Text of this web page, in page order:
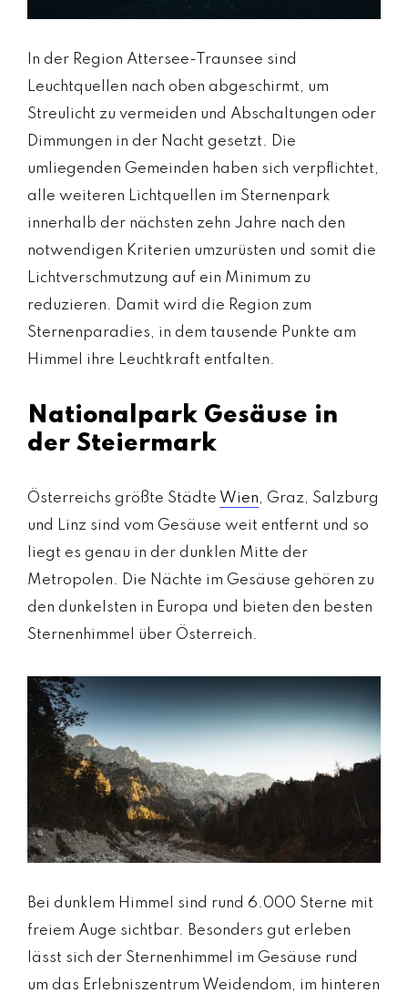
In der Region Attersee-Traunsee sind
Leuchtquellen nach oben abgeschirmt, um
Streulicht zu vermeiden und Abschaltungen oder
Dimmungen in der Nacht gesetzt. Die
umliegenden Gemeinden haben sich verpflichtet,
alle weiteren Lichtquellen im Sternenpark
innerhalb der nächsten zehn Jahre nach den
notwendigen Kriterien umzurüsten und somit die
Lichtverschmutzung auf ein Minimum zu
reduzieren. Damit wird die Region zum
Sternenparadies, in dem tausende Punkte am
Himmel ihre Leuchtkraft entfalten.
Nationalpark Gesäuse in
der Steiermark
Österreichs größte Städte Wien, Graz, Salzburg
und Linz sind vom Gesäuse weit entfernt und so
liegt es genau in der dunklen Mitte der
Metropolen. Die Nächte im Gesäuse gehören zu
den dunkelsten in Europa und bieten den besten
Sternenhimmel über Österreich.
Bei dunklem Himmel sind rund 6.000 Sterne mit
freiem Auge sichtbar. Besonders gut erleben
lässt sich der Sternenhimmel im Gesäuse rund
um das Erlebniszentrum Weidendom, im hinteren